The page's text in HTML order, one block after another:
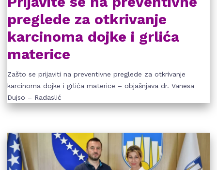
preglede za otkrivanje
karcinoma dojke i grlića
materice
Zašto se prijaviti na preventivne preglede za otkrivanje
karcinoma dojke i grlića materice – objašnjava dr. Vanesa
Dujso – Radaslić